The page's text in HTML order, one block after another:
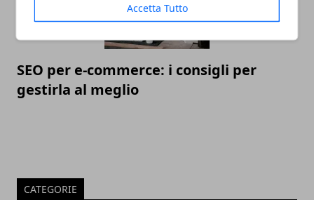
Accetta Tutto
SEO per e-commerce: i consigli per
gestirla al meglio
CATEGORIE